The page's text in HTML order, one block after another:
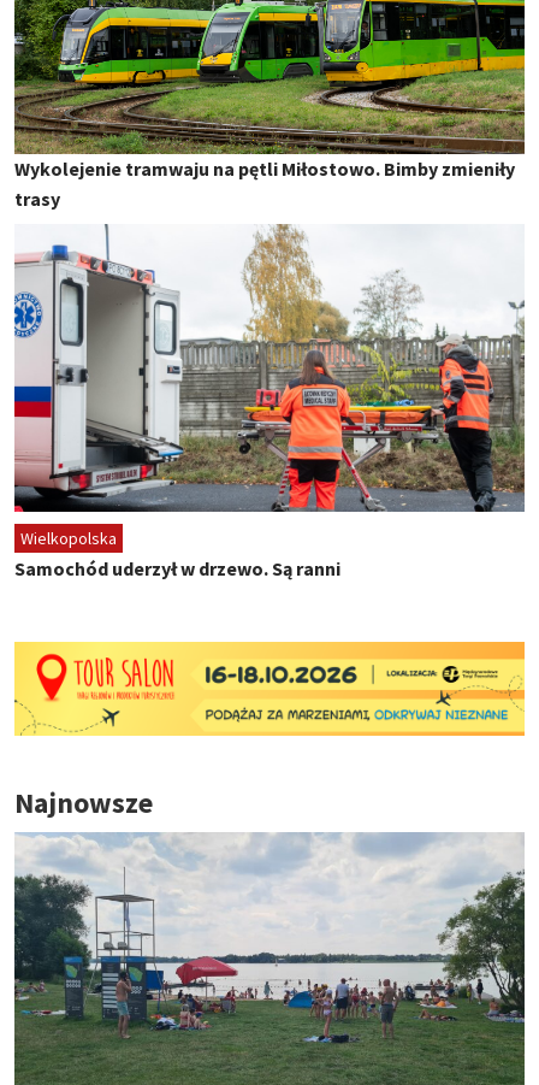
Wykolejenie tramwaju na pętli Miłostowo. Bimby zmieniły
trasy
Wielkopolska
Samochód uderzył w drzewo. Są ranni
Najnowsze